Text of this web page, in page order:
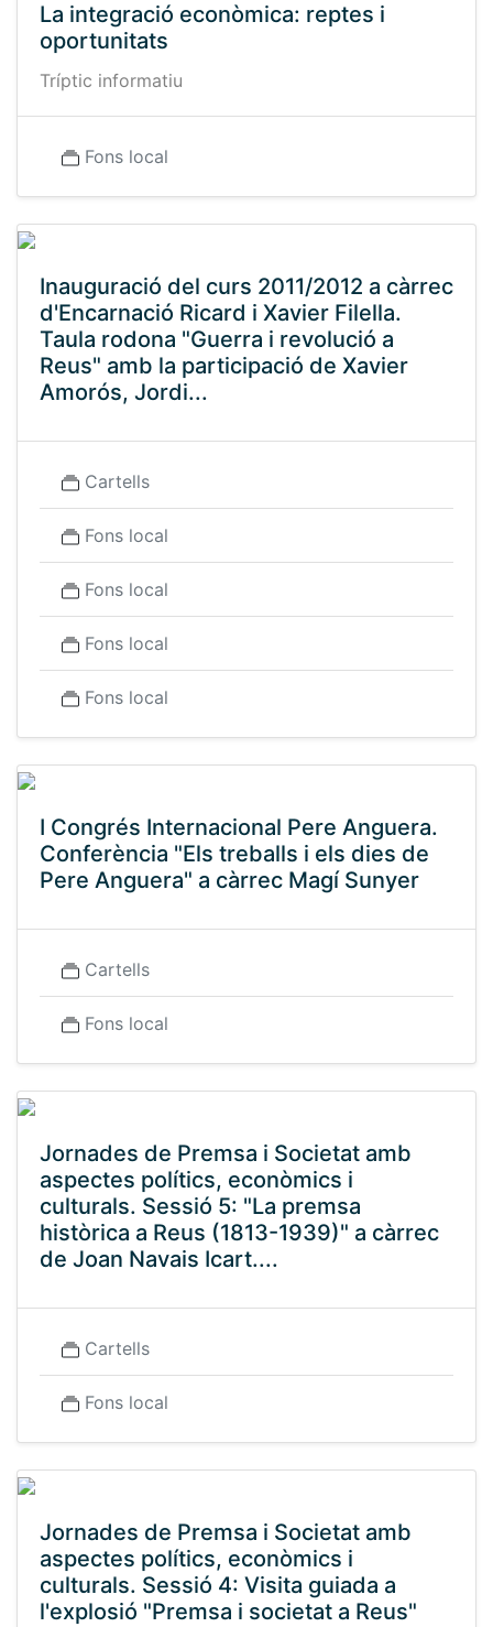
La integració econòmica: reptes i
oportunitats
Tríptic informatiu
Fons local
Inauguració del curs 2011/2012 a càrrec
d'Encarnació Ricard i Xavier Filella.
Taula rodona "Guerra i revolució a
Reus" amb la participació de Xavier
Amorós, Jordi...
Cartells
Fons local
Fons local
Fons local
Fons local
I Congrés Internacional Pere Anguera.
Conferència "Els treballs i els dies de
Pere Anguera" a càrrec Magí Sunyer
Cartells
Fons local
Jornades de Premsa i Societat amb
aspectes polítics, econòmics i
culturals. Sessió 5: "La premsa
històrica a Reus (1813-1939)" a càrrec
de Joan Navais Icart....
Cartells
Fons local
Jornades de Premsa i Societat amb
aspectes polítics, econòmics i
culturals. Sessió 4: Visita guiada a
l'explosió "Premsa i societat a Reus"